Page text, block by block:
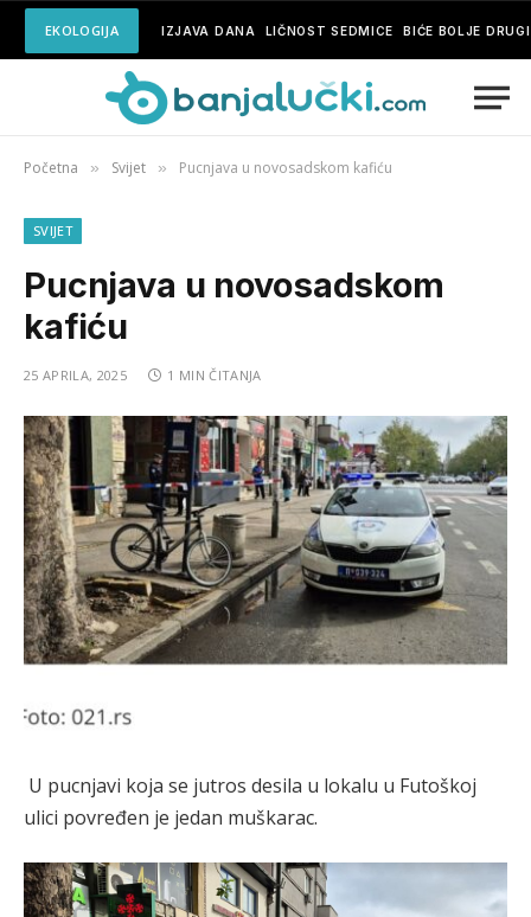
EKOLOGIJA IZJAVA DANA LIČNOST SEDMICE BIĆE BOLJE
Početna » Svijet » Pucnjava u novosadskom kafiću
SVIJET
Pucnjava u novosadskom
kafiću
25 APRILA, 2025 1 MIN ČITANJA
U pucnjavi koja se jutros desila u lokalu u Futoškoj
ulici povređen je jedan muškarac.